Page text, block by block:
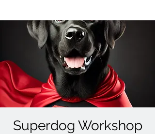
Superdog Workshop